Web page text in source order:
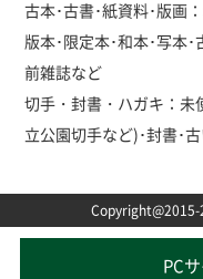
古本･古書･紙資料･版画
版本･限定本･和本･写本
前雑誌など
切手・封書・ハガキ：未
立公園切手など)･封書･
Copyright@2015-
PC